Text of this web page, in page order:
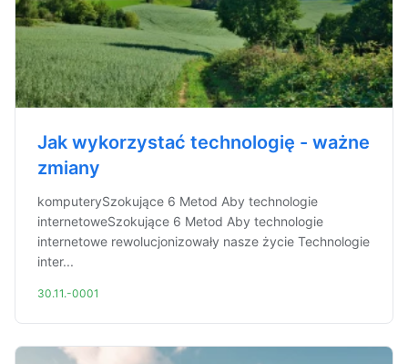
Jak wykorzystać technologię - ważne
zmiany
komputerySzokujące 6 Metod Aby technologie
internetoweSzokujące 6 Metod Aby technologie
internetowe rewolucjonizowały nasze życie Technologie
inter...
30.11.-0001